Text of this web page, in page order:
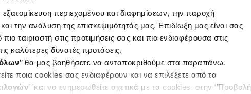
περιεχομένου και διαφημίσεων, την παροχή
την ανάλυση της επισκεψιμότητάς μας. Επιδίωξη μας είναι σας
ταιριαστή στις προτιμήσεις σας και πιο ενδιαφέρουσα στις
καλύτερες δυνατές προτάσεις.
’’ θα μας βοηθήσετε να ανταποκριθούμε στα παραπάνω.
ποια cookies σας ενδιαφέρουν και να επιλέξετε από τα
΄΄και να ενημερωθείτε σχετικά με τα cookies στην ‘’Προβολή